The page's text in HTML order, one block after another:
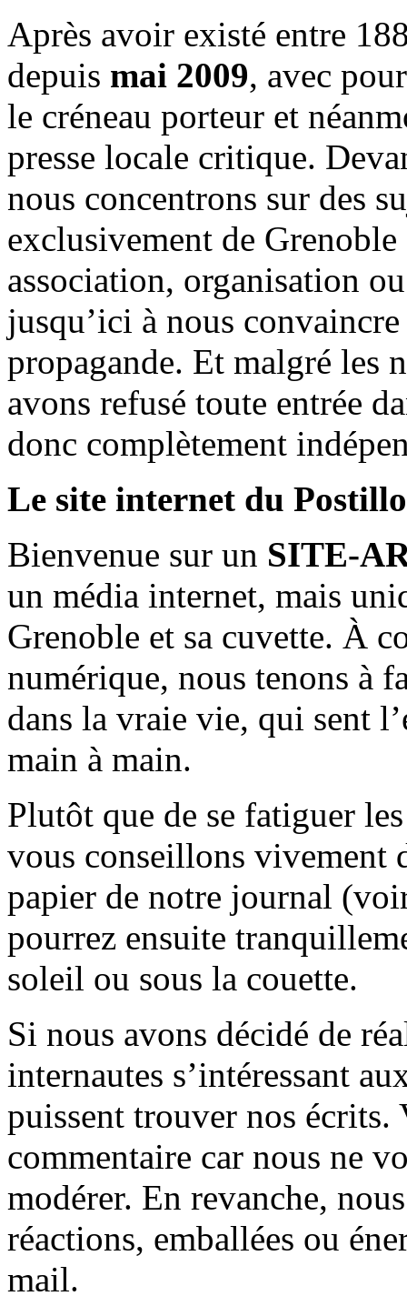
Après avoir existé entre
depuis mai 2009, avec
le créneau porteur et
presse locale critique.
nous concentrons sur des
exclusivement de
association, organisation
jusqu’ici à nous
propagande. Et malgré les
avons refusé toute entrée
donc complètement
Le site internet du
Bienvenue sur un SITE-
un média internet, mais
Grenoble et sa cuvette. À
numérique, nous tenons à
dans la vraie vie, qui sent
main à main.
Plutôt que de se fatiguer
vous conseillons vivement
papier de notre journal
pourrez ensuite
soleil ou sous la couette.
Si nous avons décidé de
internautes s’intéressant
puissent trouver nos écrits.
commentaire car nous ne
modérer. En revanche,
réactions, emballées ou
mail.